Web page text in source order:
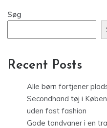
Søg
Recent Posts
Alle børn fortjener
Secondhand tøj i
uden fast fashion
Gode tandvaner i en